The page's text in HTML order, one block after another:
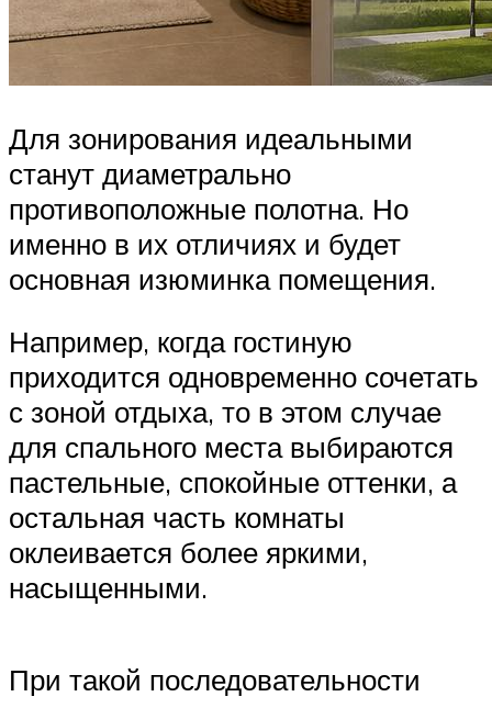
Для зонирования идеальными
станут диаметрально
противоположные полотна. Но
именно в их отличиях и будет
основная изюминка помещения.
Например, когда гостиную
приходится одновременно сочетать
с зоной отдыха, то в этом случае
для спального места выбираются
пастельные, спокойные оттенки, а
остальная часть комнаты
оклеивается более яркими,
насыщенными.
При такой последовательности